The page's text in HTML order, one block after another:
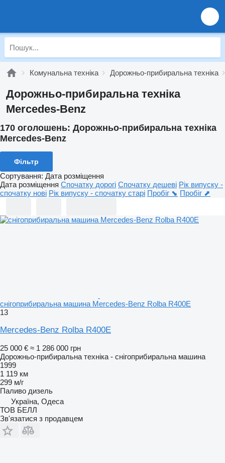
Комунальна техніка Дорожньо-прибиральна техніка
Дорожньо-прибиральна техніка
Mercedes-Benz
170 оголошень: Дорожньо-прибиральна техніка
Mercedes-Benz
Фільтр
Сортування: Дата розміщення
Дата розміщення Спочатку дорогі Спочатку дешеві Рік випуску -
спочатку нові Рік випуску - спочатку старі Пробіг ⬊ Пробіг ⬈
снігоприбиральна машина Mercedes-Benz Rolba R400E
13
Mercedes-Benz Rolba R400E
25 000 € ≈ 1 286 000 грн
Дорожньо-прибиральна техніка - снігоприбиральна машина
1999
1 119 км
299 м/г
Паливо дизель
Україна, Одеса
ТОВ БЕЛЛ
Зв'язатися з продавцем